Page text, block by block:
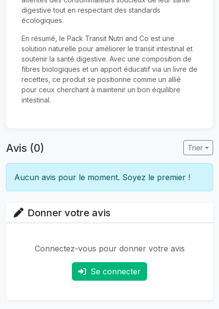
digestive tout en respectant des standards
écologiques.
En résumé, le Pack Transit Nutri and Co est une
solution naturelle pour améliorer le transit intestinal et
soutenir la santé digestive. Avec une composition de
fibres biologiques et un apport éducatif via un livre de
recettes, ce produit se positionne comme un allié
pour ceux cherchant à maintenir un bon équilibre
intestinal.
Avis (0) Trier
Aucun avis pour le moment. Soyez le premier !
Donner votre avis
Connectez-vous pour donner votre avis
Se connecter